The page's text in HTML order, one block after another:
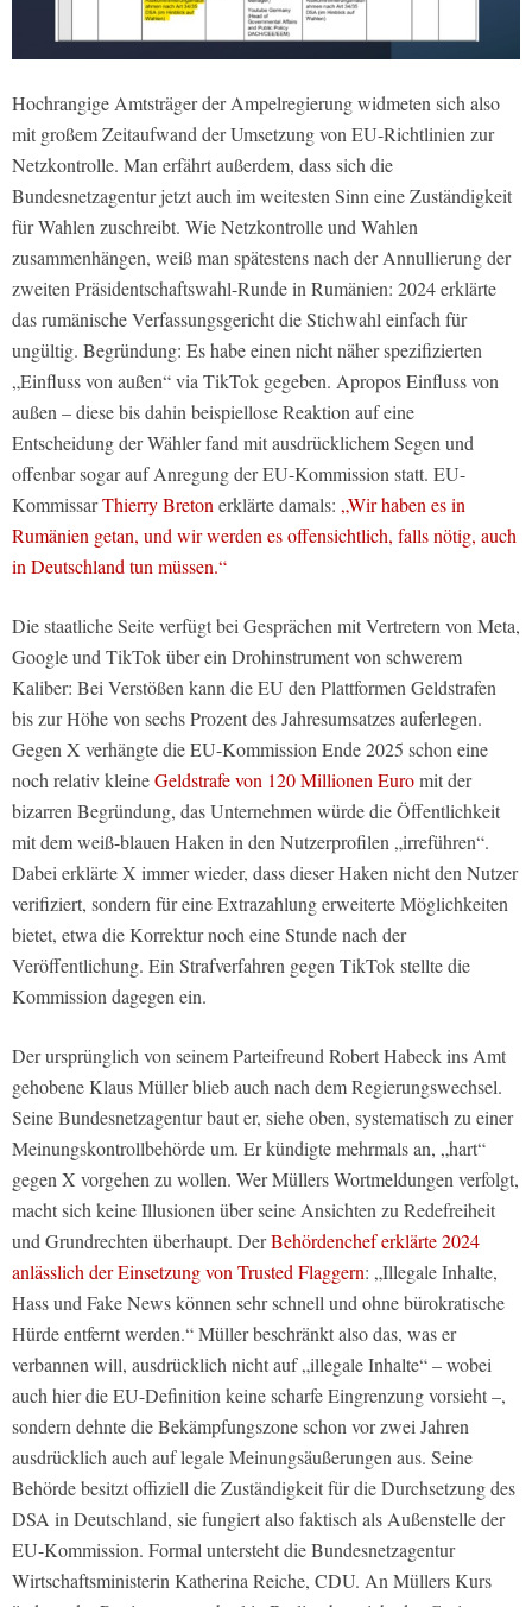
Hochrangige Amtsträger der Ampelregierung widmeten sich also
mit großem Zeitaufwand der Umsetzung von EU-Richtlinien zur
Netzkontrolle. Man erfährt außerdem, dass sich die
Bundesnetzagentur jetzt auch im weitesten Sinn eine Zuständigkeit
für Wahlen zuschreibt. Wie Netzkontrolle und Wahlen
zusammenhängen, weiß man spätestens nach der Annullierung der
zweiten Präsidentschaftswahl-Runde in Rumänien: 2024 erklärte
das rumänische Verfassungsgericht die Stichwahl einfach für
ungültig. Begründung: Es habe einen nicht näher spezifizierten
„Einfluss von außen“ via TikTok gegeben. Apropos Einfluss von
außen – diese bis dahin beispiellose Reaktion auf eine
Entscheidung der Wähler fand mit ausdrücklichem Segen und
offenbar sogar auf Anregung der EU-Kommission statt. EU-
KommissarThierry Breton erklärte damals: „Wir haben es in
Rumänien getan, und wir werden es offensichtlich, falls nötig, auch
in Deutschland tun müssen.“
Die staatliche Seite verfügt bei Gesprächen mit Vertretern von Meta,
Google und TikTok über ein Drohinstrument von schwerem
Kaliber: Bei Verstößen kann die EU den Plattformen Geldstrafen
bis zur Höhe von sechs Prozent des Jahresumsatzes auferlegen.
Gegen X verhängte die EU-Kommission Ende 2025 schon eine
noch relativ kleineGeldstrafe von 120 Millionen Euromit der
bizarren Begründung, das Unternehmen würde die Öffentlichkeit
mit dem weiß-blauen Haken in den Nutzerprofilen „irreführen“.
Dabei erklärte X immer wieder, dass dieser Haken nicht den Nutzer
verifiziert, sondern für eine Extrazahlung erweiterte Möglichkeiten
bietet, etwa die Korrektur noch eine Stunde nach der
Veröffentlichung. Ein Strafverfahren gegen TikTok stellte die
Kommission dagegen ein.
Der ursprünglich von seinem Parteifreund Robert Habeck ins Amt
gehobene Klaus Müller blieb auch nach dem Regierungswechsel.
Seine Bundesnetzagentur baut er, siehe oben, systematisch zu einer
Meinungskontrollbehörde um. Er kündigte mehrmals an, „hart“
gegen X vorgehen zu wollen. Wer Müllers Wortmeldungen verfolgt,
macht sich keine Illusionen über seine Ansichten zu Redefreiheit
und Grundrechten überhaupt. DerBehördenchef erklärte 2024
anlässlich der Einsetzung von Trusted Flaggern: „Illegale Inhalte,
Hass und Fake News können sehr schnell und ohne bürokratische
Hürde entfernt werden.“ Müller beschränkt also das, was er
verbannen will, ausdrücklich nicht auf „illegale Inhalte“ – wobei
auch hier die EU-Definition keine scharfe Eingrenzung vorsieht –,
sondern dehnte die Bekämpfungszone schon vor zwei Jahren
ausdrücklich auch auf legale Meinungsäußerungen aus. Seine
Behörde besitzt offiziell die Zuständigkeit für die Durchsetzung des
DSA in Deutschland, sie fungiert also faktisch als Außenstelle der
EU-Kommission. Formal untersteht die Bundesnetzagentur
Wirtschaftsministerin Katherina Reiche, CDU. An Müllers Kurs